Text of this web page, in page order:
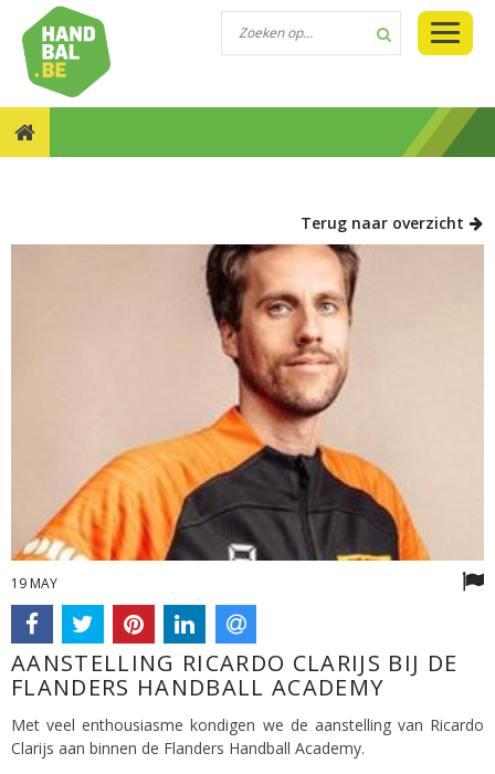
Terug naar overzicht
19 MAY
AANSTELLING RICARDO CLARIJS BIJ DE
FLANDERS HANDBALL ACADEMY
Met veel enthousiasme kondigen we de aanstelling van Ricardo
Clarijs aan binnen de Flanders Handball Academy.